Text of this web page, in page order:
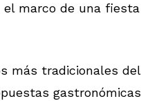
marco de una fiesta
más tradicionales del
gastronómicas